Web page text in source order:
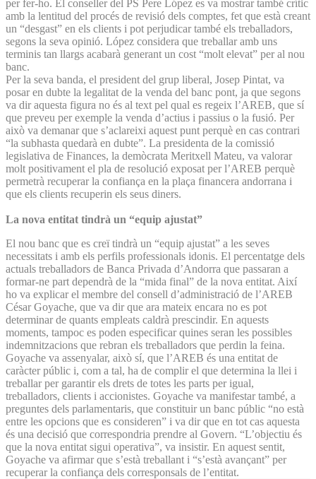
per fer-ho. El conseller del PS Pere López es va mostrar també crític
amb la lentitud del procés de revisió dels comptes, fet que està creant
un “desgast” en els clients i pot perjudicar també els treballadors,
segons la seva opinió. López considera que treballar amb uns
terminis tan llargs acabarà generant un cost “molt elevat” per al nou
banc.
Per la seva banda, el president del grup liberal, Josep Pintat, va
posar en dubte la legalitat de la venda del banc pont, ja que segons
va dir aquesta figura no és al text pel qual es regeix l’AREB, que sí
que preveu per exemple la venda d’actius i passius o la fusió. Per
això va demanar que s’aclareixi aquest punt perquè en cas contrari
“la subhasta quedarà en dubte”. La presidenta de la comissió
legislativa de Finances, la demòcrata Meritxell Mateu, va valorar
molt positivament el pla de resolució exposat per l’AREB perquè
permetrà recuperar la confiança en la plaça financera andorrana i
que els clients recuperin els seus diners.
La nova entitat tindrà un “equip ajustat”
El nou banc que es creï tindrà un “equip ajustat” a les seves
necessitats i amb els perfils professionals idonis. El percentatge dels
actuals treballadors de Banca Privada d’An­dorra que passaran a
formar-ne part dependrà de la “mida final” de la nova entitat. Així
ho va explicar el membre del consell d’administració de l’AREB
César Goyache, que va dir que ara mateix encara no es pot
determinar de quants empleats caldrà prescindir. En aquests
moments, tampoc es poden especificar quines seran les possibles
indemnitzacions que rebran els treballadors que perdin la feina.
Goyache va assenyalar, això sí, que l’AREB és una entitat de
caràcter públic i, com a tal, ha de complir el que determina la llei i
treballar per garantir els drets de totes les parts per igual,
treballadors, clients i accionistes. Goyache va manifestar també, a
preguntes dels parlamentaris, que constituir un banc públic “no està
entre les opcions que es consideren” i va dir que en tot cas aquesta
és una decisió que correspondria prendre al Govern. “L’objectiu és
que la nova entitat sigui operativa”, va insistir. En aquest sentit,
Goyache va afirmar que s’està treballant i “s’està avançant” per
recuperar la confiança dels corresponsals de l’entitat.